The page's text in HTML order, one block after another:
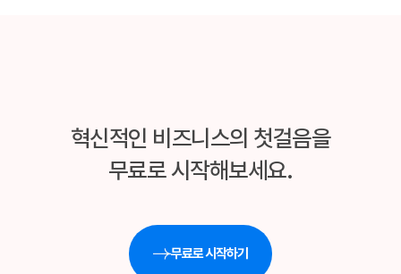
혁신적인 비즈니스의 첫걸음을
무료로 시작해보세요.
무료로 시작하기